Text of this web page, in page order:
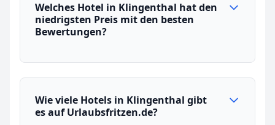
Welches Hotel in Klingenthal hat den
niedrigsten Preis mit den besten
Bewertungen?
Wie viele Hotels in Klingenthal gibt
es auf Urlaubsfritzen.de?